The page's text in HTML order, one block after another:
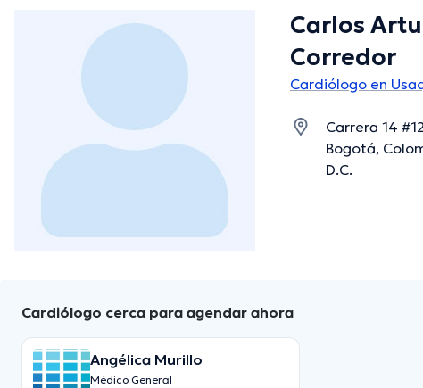
Carlos
Corredor
Cardiólogo en
Carrera 14
Bogotá,
D.C.
Cardiólogo cerca para agendar ahora
Angélica Murillo
Médico General